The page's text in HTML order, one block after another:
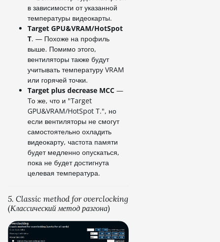
в зависимости от указанной
температуры видеокарты.
Target GPU&VRAM/HotSpot
T. — Похоже на профиль
выше. Помимо этого,
вентиляторы также будут
учитывать температуру VRAM
или горячей точки.
Target plus decrease MCC —
То же, что и "Target
GPU&VRAM/HotSpot T.", но
если вентиляторы не смогут
самостоятельно охладить
видеокарту, частота памяти
будет медленно опускаться,
пока не будет достигнута
целевая температура.
5. Classic method for overclocking
(Классический метод разгона)